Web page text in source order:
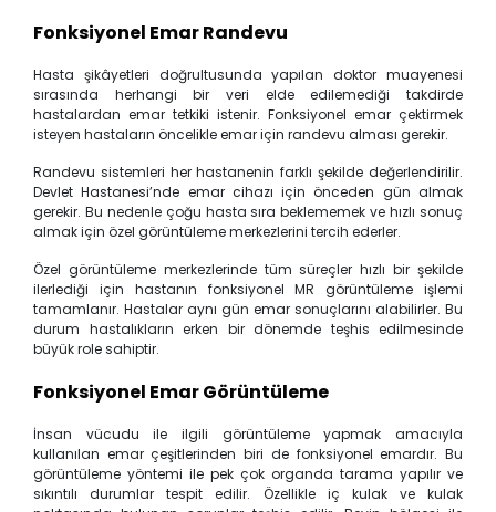
Fonksiyonel Emar Randevu
Hasta şikâyetleri doğrultusunda yapılan doktor muayenesi
sırasında herhangi bir veri elde edilemediği takdirde
hastalardan emar tetkiki istenir. Fonksiyonel emar çektirmek
isteyen hastaların öncelikle emar için randevu alması gerekir.
Randevu sistemleri her hastanenin farklı şekilde değerlendirilir.
Devlet Hastanesi’nde emar cihazı için önceden gün almak
gerekir. Bu nedenle çoğu hasta sıra beklememek ve hızlı sonuç
almak için özel görüntüleme merkezlerini tercih ederler.
Özel görüntüleme merkezlerinde tüm süreçler hızlı bir şekilde
ilerlediği için hastanın fonksiyonel MR görüntüleme işlemi
tamamlanır. Hastalar aynı gün emar sonuçlarını alabilirler. Bu
durum hastalıkların erken bir dönemde teşhis edilmesinde
büyük role sahiptir.
Fonksiyonel Emar Görüntüleme
İnsan vücudu ile ilgili görüntüleme yapmak amacıyla
kullanılan emar çeşitlerinden biri de fonksiyonel emardır. Bu
görüntüleme yöntemi ile pek çok organda tarama yapılır ve
sıkıntılı durumlar tespit edilir. Özellikle iç kulak ve kulak